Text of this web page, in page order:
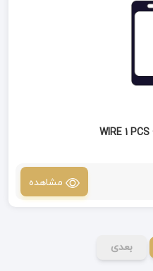
مشاهده
بعدی